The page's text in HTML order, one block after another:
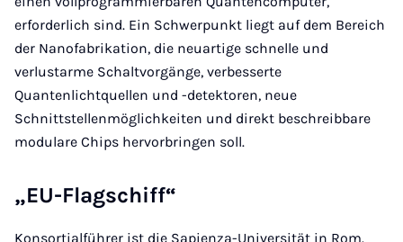
erforderlich sind. Ein Schwerpunkt liegt auf dem Bereich
der Nanofabrikation, die neuartige schnelle und
verlustarme Schaltvorgänge, verbesserte
Quantenlichtquellen und -detektoren, neue
Schnittstellenmöglichkeiten und direkt beschreibbare
modulare Chips hervorbringen soll.
„EU-Flagschiff“
Konsortialführer ist die Sapienza-Universität in Rom.